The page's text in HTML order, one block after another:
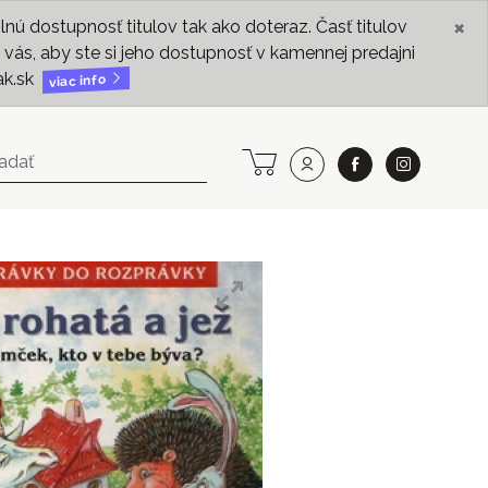
dostupnosť titulov tak ako doteraz. Časť titulov
aby ste si jeho dostupnosť v kamennej predajni
viac info
×